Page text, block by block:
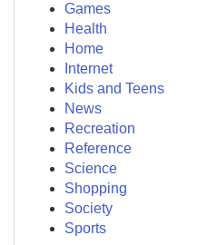
Games
Health
Home
Internet
Kids and Teens
News
Recreation
Reference
Science
Shopping
Society
Sports